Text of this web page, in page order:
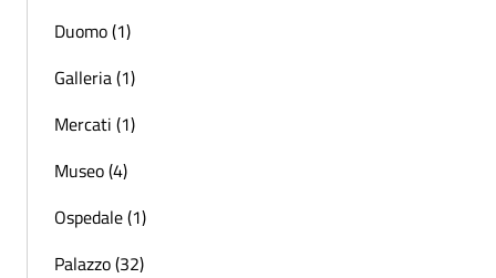
Duomo (1)
Galleria (1)
Mercati (1)
Museo (4)
Ospedale (1)
Palazzo (32)